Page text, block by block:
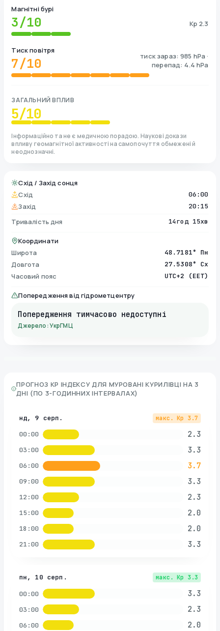
Магнітні бурі
3/10 Kp 2.3
Тиск повітря
7/10
тиск зараз: 985 hPa ·
перепад: 4.4 hPa
ЗАГАЛЬНИЙ ВПЛИВ
5/10
Інформаційно та не є медичною порадою. Наукові докази
впливу геомагнітної активності на самопочуття обмежені й
неоднозначні.
Схід / Захід сонця
Схід
06:00
Захід 20:15
Тривалість дня 14год 15хв
Координати
Широта
48.7181° Пн
Довгота 27.5308° Сх
Часовий пояс UTC+2 (EET)
Попередження від гідрометцентру
Попередження тимчасово недоступні
Джерело: УкрГМЦ
ПРОГНОЗ KP ІНДЕКСУ ДЛЯ МУРОВАНІ КУРИЛІВЦІ НА 3
ДНІ (ПО 3-ГОДИННИХ ІНТЕРВАЛАХ)
нд, 9 серп. макс. Kp 3.7
00:00 2.3
03:00 3.3
06:00 3.7
09:00 3.3
12:00 2.3
15:00 2.0
18:00 2.0
21:00 3.3
пн, 10 серп. макс. Kp 3.3
00:00 3.3
03:00 2.3
06:00 2.0